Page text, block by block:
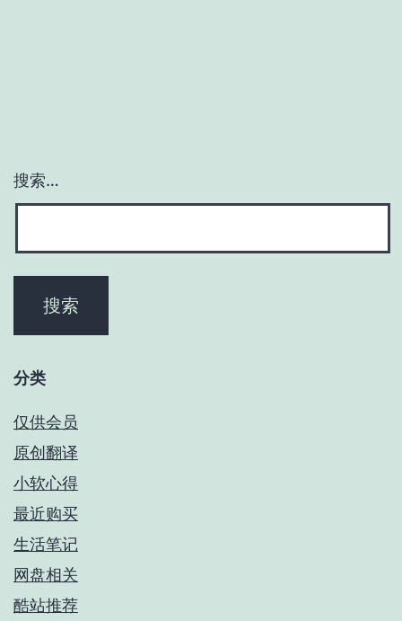
搜索…
分类
仅供会员
原创翻译
小软心得
最近购买
生活笔记
网盘相关
酷站推荐